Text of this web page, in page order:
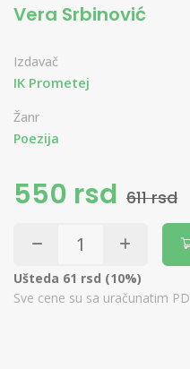
Vera Srbinović
Izdavač
IK Prometej
Žanr
Poezija
550 rsd 611 rsd
Ušteda 61 rsd (10%)
Sve cene su sa uračunatim